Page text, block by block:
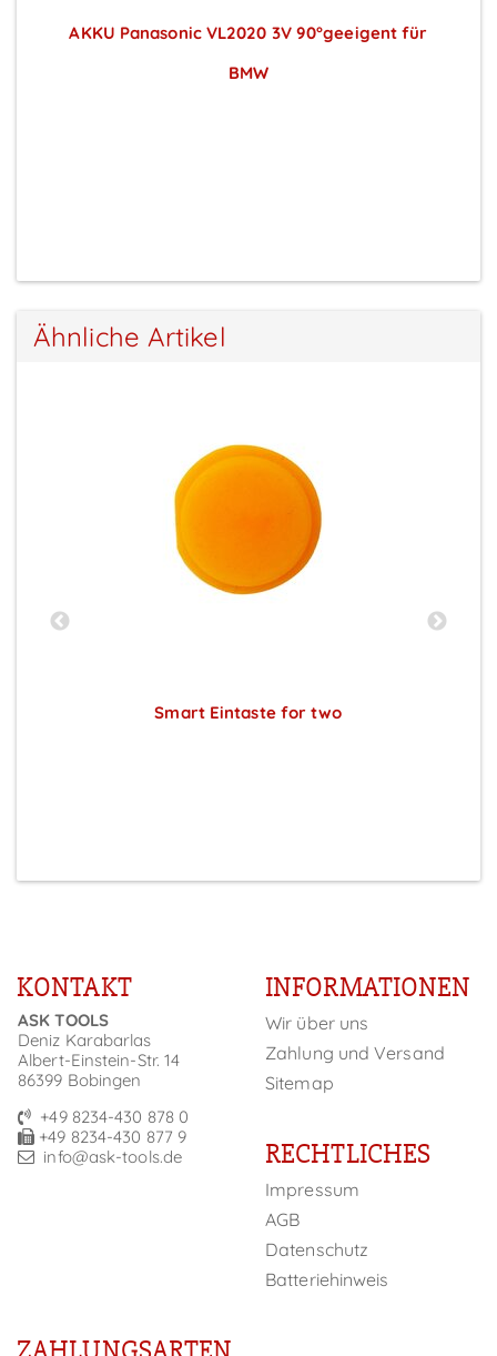
AKKU Panasonic VL2020 3V 90°geeigent für
BMW
Ähnliche Artikel
Smart Eintaste for two
KONTAKT
ASK TOOLS
Deniz Karabarlas
Albert-Einstein-Str. 14
86399 Bobingen
+49 8234-430 878 0
+49 8234-430 877 9
info@ask-tools.de
INFORMATIONEN
Wir über uns
Zahlung und Versand
Sitemap
RECHTLICHES
Impressum
AGB
Datenschutz
Batteriehinweis